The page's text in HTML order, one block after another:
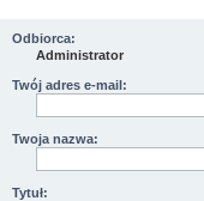
Odbiorca:
Administrator
Twój adres e-mail:
Twoja nazwa:
Tytuł: